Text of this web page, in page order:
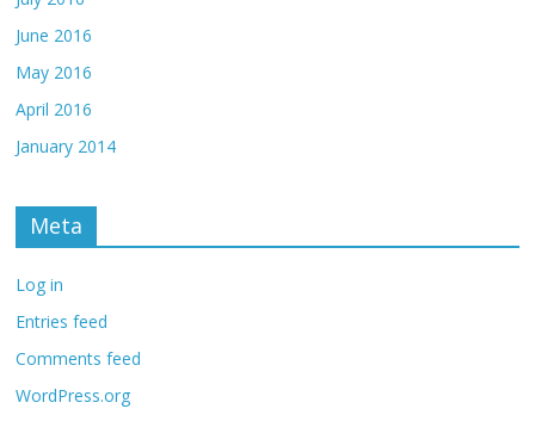
June 2016
May 2016
April 2016
January 2014
Meta
Log in
Entries feed
Comments feed
WordPress.org